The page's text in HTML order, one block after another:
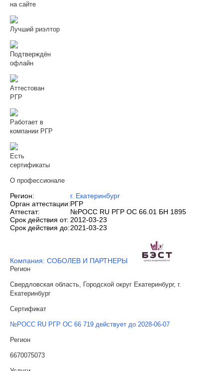
на сайте
Лучший риэлтор
Подтверждён
офлайн
Аттестован
РГР
Работает в
компании РГР
Есть
сертификаты
О профессионале
Регион:
г. Екатеринбург
Орган аттестации:РГР
Аттестат:
№РОСС RU РГР ОС 66.01 БН 1895
Срок действия от: 2012-03-23
Срок действия до:2021-03-23
Компания: СОБОЛЕВ И ПАРТНЕРЫ
Регион
Свердловская область, Городской округ Екатеринбург, г.
Екатеринбург
Сертификат
№РОСС RU РГР ОС 66 719 действует до 2028-06-07
Регион
6670075073